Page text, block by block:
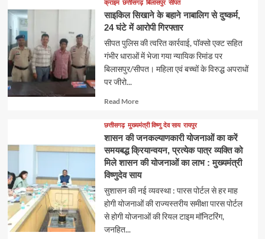
क्राइम छत्तीसगढ़ बिलासपुर सीपत
साइकिल सिखाने के बहाने नाबालिग से दुष्कर्म,
24 घंटे में आरोपी गिरफ्तार
सीपत पुलिस की त्वरित कार्रवाई, पॉक्सो एक्ट सहित
गंभीर धाराओं में भेजा गया न्यायिक रिमांड पर
बिलासपुर/सीपत। महिला एवं बच्चों के विरुद्ध अपराधों
पर जीरो...
Read MoreRead
about
छत्तीसगढ़ मुख्यमंत्री विष्णु देव साय रायपुर
शासन की जनकल्याणकारी योजनाओं का करें
समयबद्ध क्रियान्वयन, प्रत्येक पात्र व्यक्ति को
मिले शासन की योजनाओं का लाभ : मुख्यमंत्री
विष्णुदेव साय
सुशासन की नई व्यवस्था : पारस पोर्टल से हर माह
होगी योजनाओं की राज्यस्तरीय समीक्षा पारस पोर्टल
से होगी योजनाओं की रियल टाइम मॉनिटरिंग,
जनहित...